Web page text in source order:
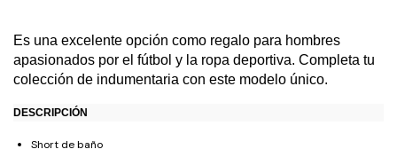
Es una excelente opción como regalo para hombres
apasionados por el fútbol y la ropa deportiva. Completa tu
colección de indumentaria con este modelo único.
DESCRIPCIÓN
Short de baño